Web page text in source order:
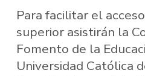
Para facilitar el
superior asistirán la
Fomento de la
Universidad Católica